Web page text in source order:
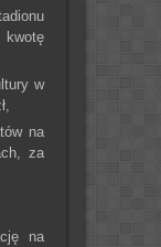
w
na
za
na